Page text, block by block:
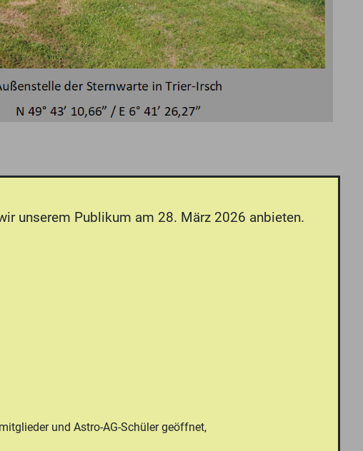
unserem Publikum am 28. März 2026 anbieten.
und Astro-AG-Schüler geöffnet,